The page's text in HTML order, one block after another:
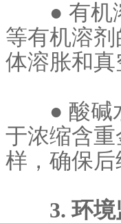
● 有机
等有机溶
体溶胀和
● 酸碱
于浓缩含
样，确保
3. 环境